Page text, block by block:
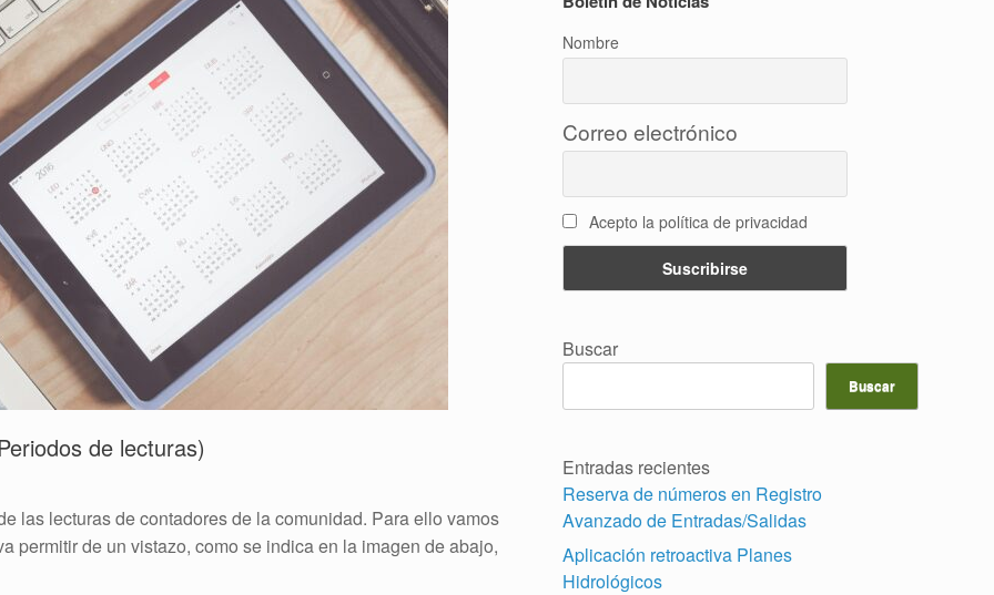
de lecturas)
las lecturas de contadores de la comunidad. Para ello vamos
permitir de un vistazo, como se indica en la imagen de abajo,
Nombre
Correo electrónico
Acepto la política de privacidad
Buscar
Buscar
Entradas recientes
Reserva de números en Registro
Avanzado de Entradas/Salidas
Aplicación retroactiva Planes
Hidrológicos